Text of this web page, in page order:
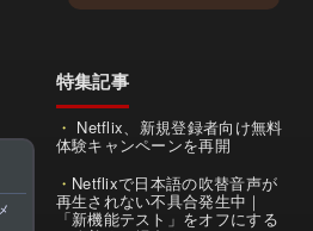
特集記事
Netflix、新規登録者向け無料
体験キャンペーンを再開
Netflixで日本語の吹替音声が
再生されない不具合発生中｜
「新機能テスト」をオフにする